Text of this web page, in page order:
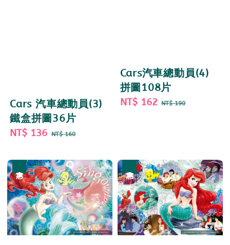
Cars 汽車總動員(3)
鐵盒拼圖36片
Sale
NT$ 136 Regular
NT$ 160
Cars汽車總動員(4)
拼圖108片
Sale
NT$ 162 Regular
NT$ 190